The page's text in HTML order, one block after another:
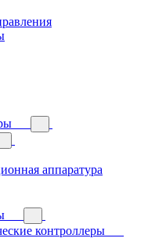
аппаратура
контроллеры